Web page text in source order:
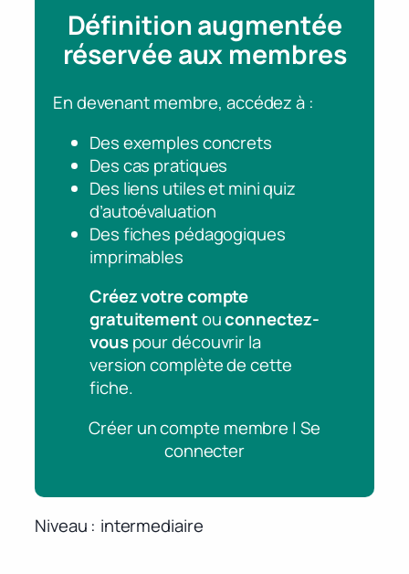
Définition augmentée
réservée aux membres
En devenant membre, accédez à :
Des exemples concrets
Des cas pratiques
Des liens utiles et mini quiz
d’autoévaluation
Des fiches pédagogiques
imprimables
Créez votre compte
gratuitementouconnectez-
vouspour découvrir la
version complète de cette
fiche.
Créer un compte membre | Se
connecter
Niveau intermediaire